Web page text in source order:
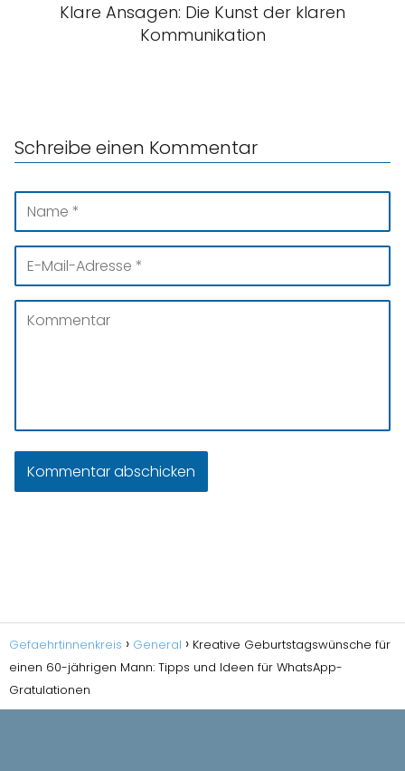
Klare Ansagen: Die Kunst der klaren
Kommunikation
Schreibe einen Kommentar
Gefaehrtinnenkreis General
Kreative Geburtstagswünsche für
einen 60-jährigen Mann: Tipps und Ideen für WhatsApp-
Gratulationen